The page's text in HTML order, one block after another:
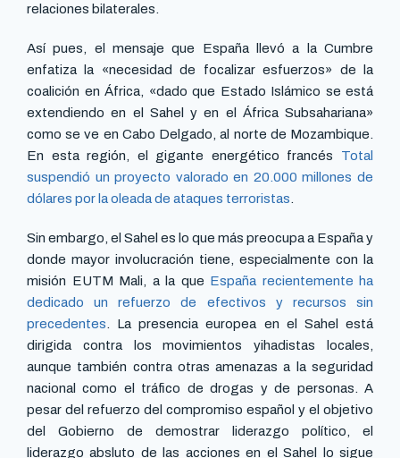
relaciones bilaterales.
Así pues, el mensaje que España llevó a la Cumbre
enfatiza la «necesidad de focalizar esfuerzos» de la
coalición en África, «dado que Estado Islámico se está
extendiendo en el Sahel y en el África Subsahariana»
como se ve en Cabo Delgado, al norte de Mozambique.
En esta región, el gigante energético francés Total
suspendió un proyecto valorado en 20.000 millones de
dólares por la oleada de ataques terroristas
Sin embargo, el Sahel es lo que más preocupa a España y
donde mayor involucración tiene, especialmente con la
misión EUTM Mali, a la que España recientemente ha
dedicado un refuerzo de efectivos y recursos sin
precedentes . La presencia europea en el Sahel está
dirigida contra los movimientos yihadistas locales,
aunque también contra otras amenazas a la seguridad
nacional como el tráfico de drogas y de personas. A
pesar del refuerzo del compromiso español y el objetivo
del Gobierno de demostrar liderazgo político, el
liderazgo absluto de las acciones en el Sahel lo sigue